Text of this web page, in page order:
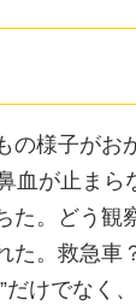
の様子がお
血が止まら
た。どう観
た。救急車
だけでなく